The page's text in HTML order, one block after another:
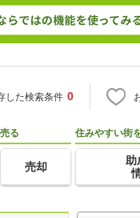
した検索条件 0
売る
売却
住みやすい街